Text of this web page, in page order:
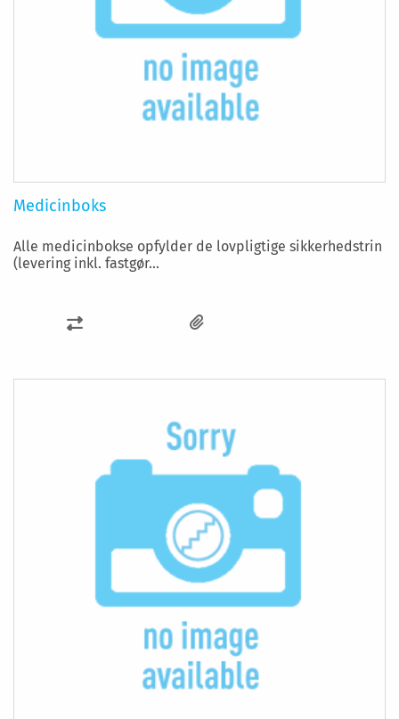
Medicinboks
Alle medicinbokse opfylder de lovpligtige sikkerhedstrin
(levering inkl. fastgør...
SAMMENLIGN